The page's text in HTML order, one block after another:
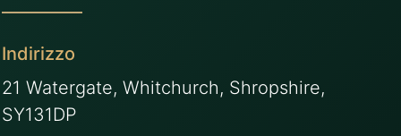
Indirizzo
21 Watergate, Whitchurch, Shropshire,
SY131DP